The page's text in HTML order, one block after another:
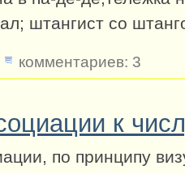
штангист со
комментариев: 3
к
по принципу